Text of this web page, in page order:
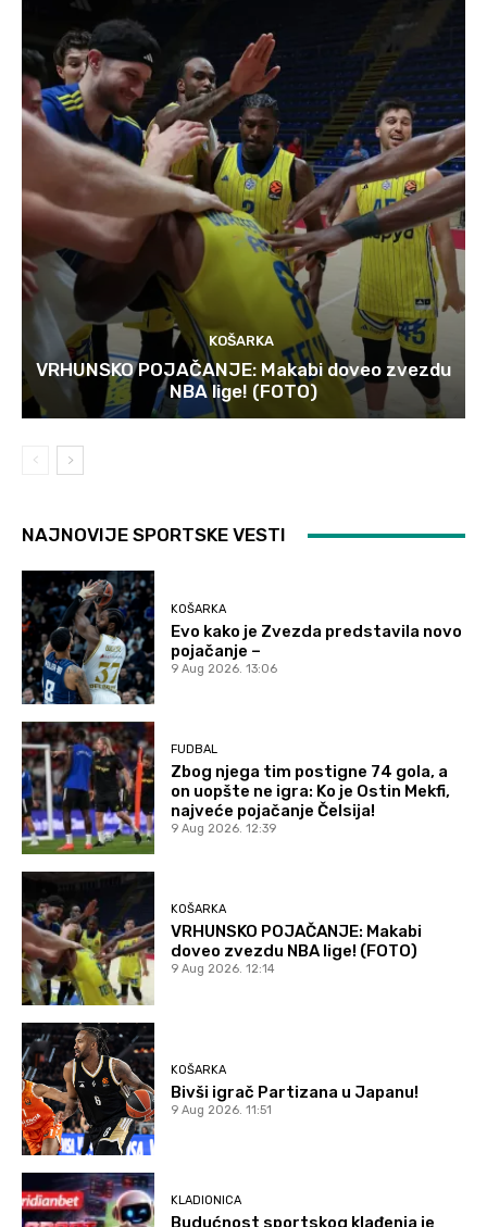
KOŠARKA
VRHUNSKO POJAČANJE: Makabi doveo zvezdu
NBA lige! (FOTO)
NAJNOVIJE SPORTSKE VESTI
KOŠARKA
Evo kako je Zvezda predstavila novo
pojačanje –
9 Aug 2026. 13:06
FUDBAL
Zbog njega tim postigne 74 gola, a
on uopšte ne igra: Ko je Ostin Mekfi,
najveće pojačanje Čelsija!
9 Aug 2026. 12:39
KOŠARKA
VRHUNSKO POJAČANJE: Makabi
doveo zvezdu NBA lige! (FOTO)
9 Aug 2026. 12:14
KOŠARKA
Bivši igrač Partizana u Japanu!
9 Aug 2026. 11:51
KLADIONICA
Budućnost sportskog klađenja je